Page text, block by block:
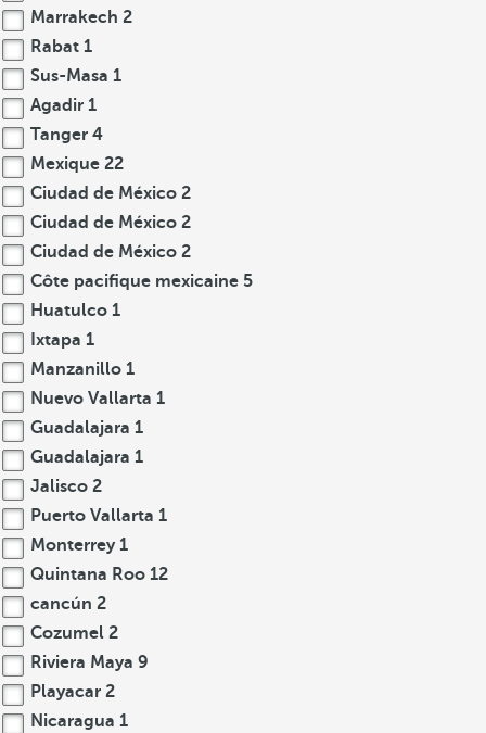
Marrakech 2
Rabat 1
Sus-Masa 1
Agadir 1
Tanger 4
Mexique 22
Ciudad de México 2
Ciudad de México 2
Ciudad de México 2
Côte pacifique mexicaine 5
Huatulco 1
Ixtapa 1
Manzanillo 1
Nuevo Vallarta 1
Guadalajara 1
Guadalajara 1
Jalisco 2
Puerto Vallarta 1
Monterrey 1
Quintana Roo 12
cancún 2
Cozumel 2
Riviera Maya 9
Playacar 2
Nicaragua 1